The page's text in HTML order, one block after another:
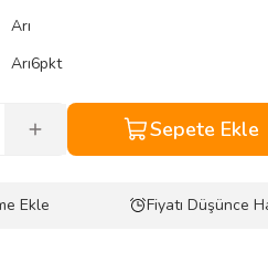
Arı
Arı6pkt
Sepete Ekle
Fiyatı Düşünce